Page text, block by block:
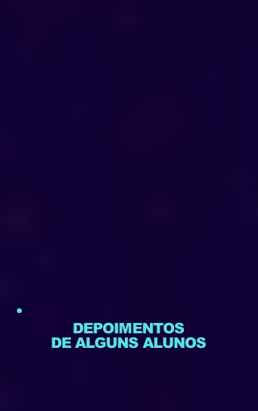
DEPOIMENTOS
DE ALGUNS ALUNOS